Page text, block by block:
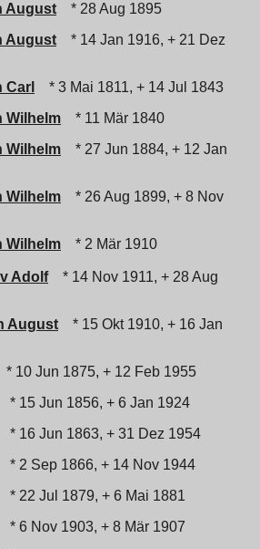
August
* 28 Aug 1895
August
* 14 Jan 1916, + 21 Dez
Carl
* 3 Mai 1811, + 14 Jul 1843
Wilhelm
* 11 Mär 1840
Wilhelm
* 27 Jun 1884, + 12 Jan
Wilhelm
* 26 Aug 1899, + 8 Nov
Wilhelm
* 2 Mär 1910
Adolf
* 14 Nov 1911, + 28 Aug
August
* 15 Okt 1910, + 16 Jan
* 10 Jun 1875, + 12 Feb 1955
* 15 Jun 1856, + 6 Jan 1924
* 16 Jun 1863, + 31 Dez 1954
* 2 Sep 1866, + 14 Nov 1944
* 22 Jul 1879, + 6 Mai 1881
* 6 Nov 1903, + 8 Mär 1907